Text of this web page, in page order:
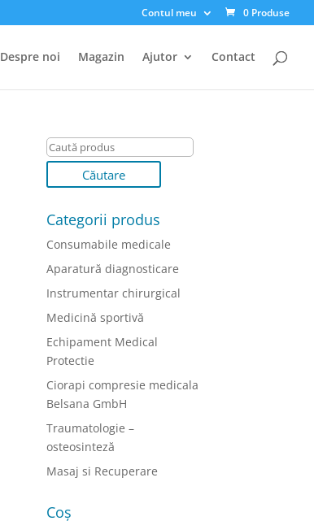
Contul meu 0 Produse
Despre noi Magazin Ajutor Contact
Categorii produs
Consumabile medicale
Aparatură diagnosticare
Instrumentar chirurgical
Medicină sportivă
Echipament Medical
Protectie
Ciorapi compresie medicala
Belsana GmbH
Traumatologie –
osteosinteză
Masaj si Recuperare
Coș